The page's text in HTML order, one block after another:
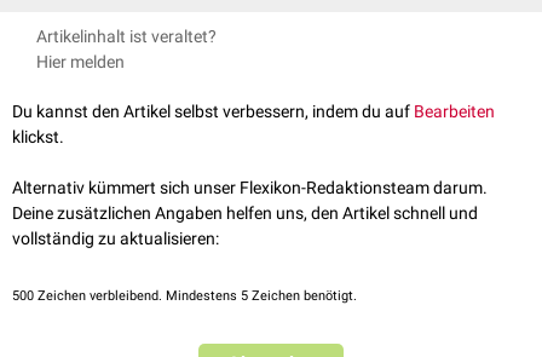
das obere
Sprunggelenk angeschwollen.
Therapieartvon Relevanz sein kann.
Eine Fraktur kann zunächst einmal geschient werden, solange der
Verdacht noch nicht bestätigt ist. Handelt es sich um eine distale
Unterschenkel samt Fuß für eine Mindestdauer von sechs Wochen
eingegipst
Schmerztherapie
Stabsystem fixiert werden, bevor ein Gips angelegt werden kann. Im
Falle einer offenen Fraktur ist auch eine
Antibiotikatherapie indiziert.
Artikelinhalt ist veraltet?
Hier melden
Du kannst den Artikel selbst verbessern, indem du auf Bearbeiten
klickst.
Alternativ kümmert sich unser Flexikon-Redaktionsteam darum.
Deine zusätzlichen Angaben helfen uns, den Artikel schnell und
vollständig zu aktualisieren:
500 Zeichen verbleibend. Mindestens 5 Zeichen benötigt.